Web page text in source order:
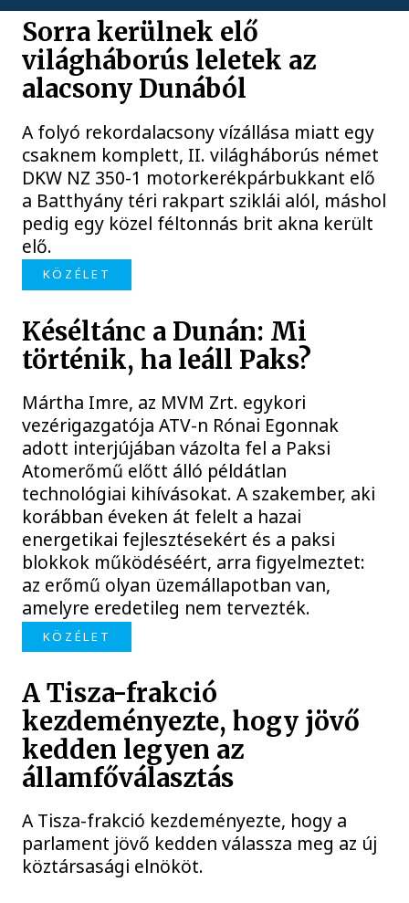
Sorra kerülnek elő
világháborús leletek az
alacsony Dunából
A folyó rekordalacsony vízállása miatt egy
csaknem komplett, II. világháborús német
DKW NZ 350-1 motorkerékpárbukkant elő
a Batthyány téri rakpart sziklái alól, máshol
pedig egy közel féltonnás brit akna került
elő.
KÖZÉLET
Késéltánc a Dunán: Mi
történik, ha leáll Paks?
Mártha Imre, az MVM Zrt. egykori
vezérigazgatója ATV-n Rónai Egonnak
adott interjújában vázolta fel a Paksi
Atomerőmű előtt álló példátlan
technológiai kihívásokat. A szakember, aki
korábban éveken át felelt a hazai
energetikai fejlesztésekért és a paksi
blokkok működéséért, arra figyelmeztet:
az erőmű olyan üzemállapotban van,
amelyre eredetileg nem tervezték.
KÖZÉLET
A Tisza-frakció
kezdeményezte, hogy jövő
kedden legyen az
államfőválasztás
A Tisza-frakció kezdeményezte, hogy a
parlament jövő kedden válassza meg az új
köztársasági elnököt.